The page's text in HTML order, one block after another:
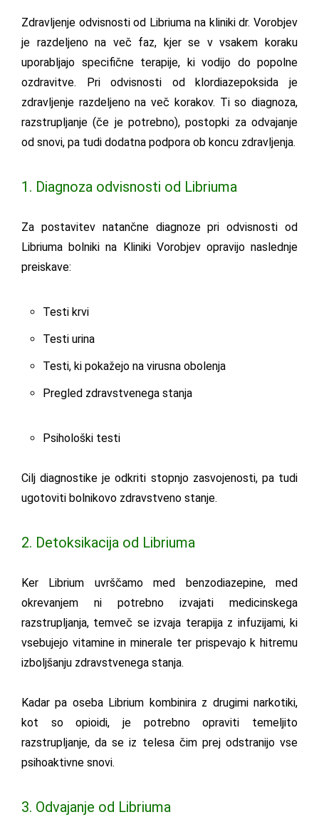
Zdravljenje odvisnosti od Libriuma na kliniki dr. Vorobjev
je razdeljeno na več faz, kjer se v vsakem koraku
uporabljajo specifične terapije, ki vodijo do popolne
ozdravitve. Pri odvisnosti od klordiazepoksida je
zdravljenje razdeljeno na več korakov. Ti so diagnoza,
razstrupljanje (če je potrebno), postopki za odvajanje
od snovi, pa tudi dodatna podpora ob koncu zdravljenja.
1. Diagnoza odvisnosti od Libriuma
Za postavitev natančne diagnoze pri odvisnosti od
Libriuma bolniki na Kliniki Vorobjev opravijo naslednje
preiskave:
Testi krvi
Testi urina
Testi, ki pokažejo na virusna obolenja
Pregled zdravstvenega stanja
Psihološki testi
Cilj diagnostike je odkriti stopnjo zasvojenosti, pa tudi
ugotoviti bolnikovo zdravstveno stanje.
2. Detoksikacija od Libriuma
Ker Librium uvrščamo med benzodiazepine, med
okrevanjem ni potrebno izvajati medicinskega
razstrupljanja, temveč se izvaja terapija z infuzijami, ki
vsebujejo vitamine in minerale ter prispevajo k hitremu
izboljšanju zdravstvenega stanja.
Kadar pa oseba Librium kombinira z drugimi narkotiki,
kot so opioidi, je potrebno opraviti temeljito
razstrupljanje, da se iz telesa čim prej odstranijo vse
psihoaktivne snovi.
3. Odvajanje od Libriuma